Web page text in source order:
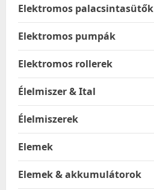
Elektromos palacsintasütők
Elektromos pumpák
Elektromos rollerek
Élelmiszer & Ital
Élelmiszerek
Elemek
Elemek & akkumulátorok